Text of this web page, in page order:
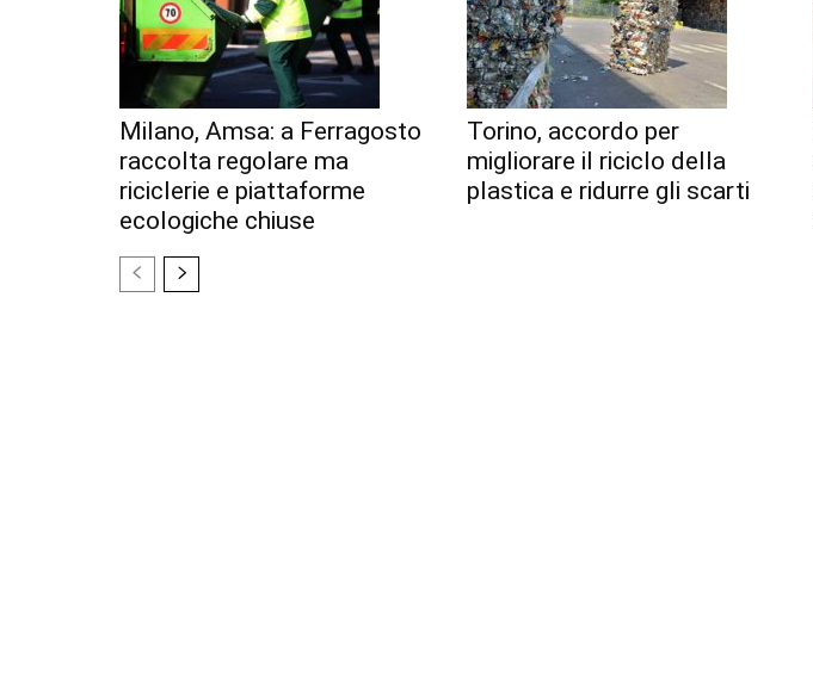
Milano, Amsa: a Ferragosto
raccolta regolare ma
riciclerie e piattaforme
ecologiche chiuse
Torino, accordo per
migliorare il riciclo della
plastica e ridurre gli scarti